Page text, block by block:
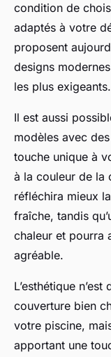
condition de
adaptés à votre
proposent
designs
les plus exigeants.
Il est aussi
modèles avec
touche unique à
à la couleur de la
réfléchira mieux
fraîche, tandis
chaleur et pourra
agréable.
L’esthétique
couverture bien
votre piscine,
apportant une